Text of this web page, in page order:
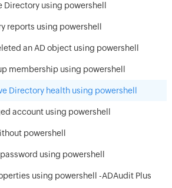
Directory using powershell
reports using powershell
an AD object using powershell
membership using powershell
Directory health using powershell
account using powershell
powershell
using powershell
using powershell -ADAudit Plus